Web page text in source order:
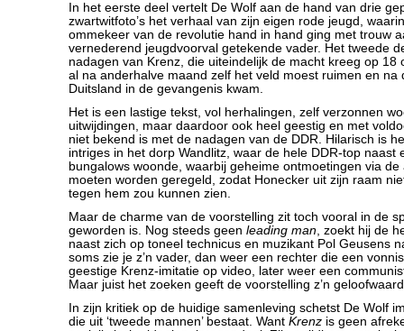
In het eerste deel vertelt De Wolf aan de hand van drie
zwartwitfoto’s het verhaal van zijn eigen rode jeugd,
ommekeer van de revolutie hand in hand ging met trouw
vernederend jeugdvoorval getekende vader. Het tweede
nadagen van Krenz, die uiteindelijk de macht kreeg op 18
al na anderhalve maand zelf het veld moest ruimen en na
Duitsland in de gevangenis kwam.
Het is een lastige tekst, vol herhalingen, zelf verzonnen
uitwijdingen, maar daardoor ook heel geestig en met
niet bekend is met de nadagen van de DDR. Hilarisch is
intriges in het dorp Wandlitz, waar de hele DDR-top naast
bungalows woonde, waarbij geheime ontmoetingen via de
moeten worden geregeld, zodat Honecker uit zijn raam
tegen hem zou kunnen zien.
Maar de charme van de voorstelling zit toch vooral in de
geworden is. Nog steeds geen leading man, zoekt hij de
naast zich op toneel technicus en muzikant Pol Geusens
soms zie je z’n vader, dan weer een rechter die een
geestige Krenz-imitatie op video, later weer een
Maar juist het zoeken geeft de voorstelling z’n
In zijn kritiek op de huidige samenleving schetst De Wolf
die uit ‘tweede mannen’ bestaat. Want Krenz is geen